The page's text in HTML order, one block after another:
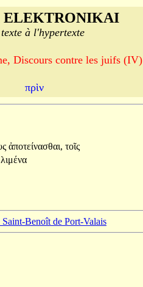
ELEKTRONIKAI
à l'hypertexte
Discours contre les juifs (IV)
πρὶν
ἀποτείνασθαι, τοῖς
λιμένα
Benoît de Port-Valais